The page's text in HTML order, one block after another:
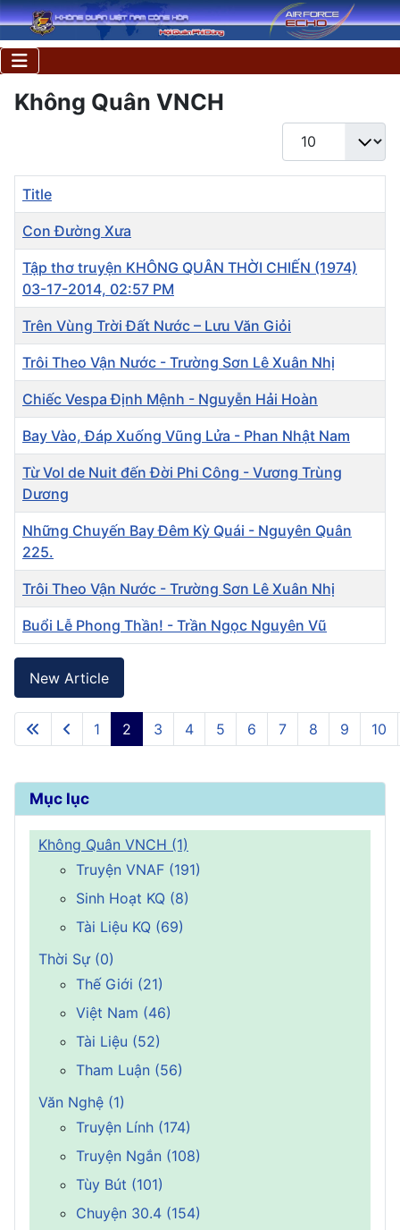
Mục lục
Không Quân VNCH (1)
Truyện VNAF (191)
Sinh Hoạt KQ (8)
Tài Liệu KQ (69)
Thời Sự (0)
Thế Giới (21)
Việt Nam (46)
Tài Liệu (52)
Tham Luận (56)
Văn Nghệ (1)
Truyện Lính (174)
Truyện Ngắn (108)
Tùy Bút (101)
Chuyện 30.4 (154)
Không Quân VNCH
Display #
Articles
Title
Con Đường Xưa
Tập thơ truyện KHÔNG QUÂN THỜI CHIẾN (1974)
03-17-2014, 02:57 PM
Trên Vùng Trời Đất Nước – Lưu Văn Giỏi
Trôi Theo Vận Nước - Trường Sơn Lê Xuân Nhị
Chiếc Vespa Định Mệnh - Nguyễn Hải Hoàn
Bay Vào, Đáp Xuống Vũng Lửa - Phan Nhật Nam
Từ Vol de Nuit đến Đời Phi Công - Vương Trùng
Dương
Những Chuyến Bay Đêm Kỳ Quái - Nguyên Quân
225.
Trôi Theo Vận Nước - Trường Sơn Lê Xuân Nhị
Buổi Lễ Phong Thần! - Trần Ngọc Nguyên Vũ
New Article
1 2 3 4 5 6 7 8 9 10